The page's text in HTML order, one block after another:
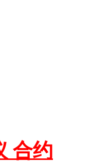
合约